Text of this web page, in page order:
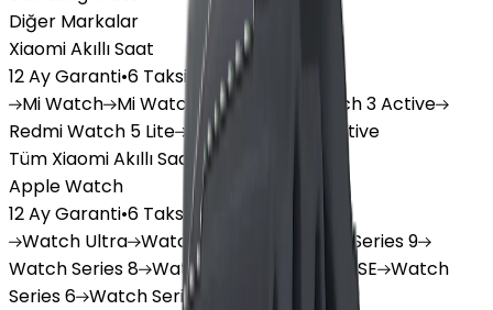
Diğer Markalar
Xiaomi Akıllı Saat
12 Ay Garanti•6 Taksit
MiWatch MiWatch Lite
Watch 3 Active
RedmiWatch 5 Lite Redmi
Watch 5 Active
Tüm Xiaomi Akıllı Saat'lar
Apple Watch
12 Ay Garanti•6 Taksit
Watch Ultra WatchSeries 10
Series 9
WatchSeries 8 Watch SE Watch
Series 6 WatchSeries 5